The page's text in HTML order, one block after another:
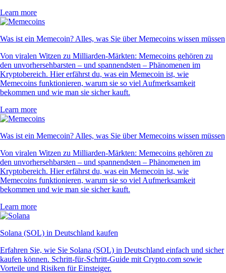
Learn more
Was ist ein Memecoin? Alles, was Sie über Memecoins wissen müssen
Von viralen Witzen zu Milliarden-Märkten: Memecoins gehören zu
den unvorhersehbarsten – und spannendsten – Phänomenen im
Kryptobereich. Hier erfährst du, was ein Memecoin ist, wie
Memecoins funktionieren, warum sie so viel Aufmerksamkeit
bekommen und wie man sie sicher kauft.
Learn more
Was ist ein Memecoin? Alles, was Sie über Memecoins wissen müssen
Von viralen Witzen zu Milliarden-Märkten: Memecoins gehören zu
den unvorhersehbarsten – und spannendsten – Phänomenen im
Kryptobereich. Hier erfährst du, was ein Memecoin ist, wie
Memecoins funktionieren, warum sie so viel Aufmerksamkeit
bekommen und wie man sie sicher kauft.
Learn more
Solana (SOL) in Deutschland kaufen
Erfahren Sie, wie Sie Solana (SOL) in Deutschland einfach und sicher
kaufen können. Schritt-für-Schritt-Guide mit Crypto.com sowie
Vorteile und Risiken für Einsteiger.